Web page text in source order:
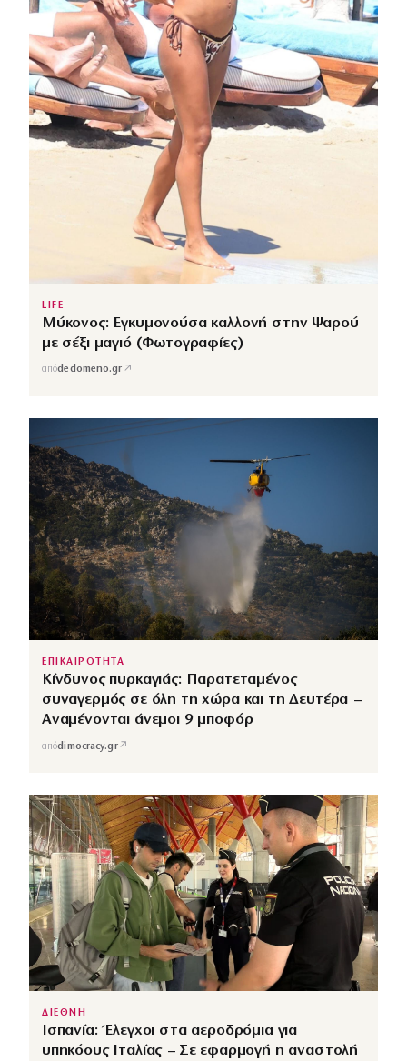
LIFE
Μύκονος: Εγκυμονούσα καλλονή στην Ψαρού
με σέξι μαγιό (Φωτογραφίες)
απόdedomeno.gr ↗
ΕΠΙΚΑΙΡΟΤΗΤΑ
Κίνδυνος πυρκαγιάς: Παρατεταμένος
συναγερμός σε όλη τη χώρα και τη Δευτέρα –
Αναμένονται άνεμοι 9 μποφόρ
απόdimocracy.gr↗
ΔΙΕΘΝΗ
Ισπανία: Έλεγχοι στα αεροδρόμια για
υπηκόους Ιταλίας – Σε εφαρμογή η αναστολή